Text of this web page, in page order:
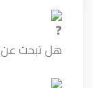
هل تبحث عن